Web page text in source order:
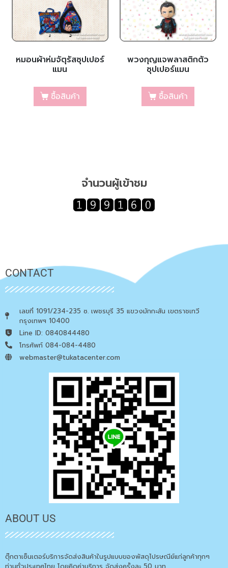
หมอนผ้าห่มจัตุรัสซุปเปอร์
แมน
ซื้อสินค้า
พวงกุญแจพลาสติกตัว
ซุปเปอร์แมน
ซื้อสินค้า
จำนวนผู้เข้าชม
CONTACT
เลขที่ 1091/234-235 ซ. เพชรบุรี 35 แขวงมักกะสัน เขตราชเทวี
กรุงเทพฯ 10400
Line ID: 0840844480
โทรศัพท์ 084-084-4480
webmaster@tukatacenter.com
ABOUT US
ตุ๊กตาเซ็นเตอร์บริการจัดส่งสินค้าในรูปแบบของพัสดุไปรษณีย์แก่ลูกค้าทุกๆ